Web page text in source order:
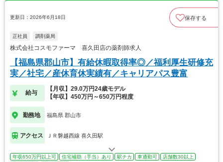
更新日：2026年6月18日 保存する
正社員 調剤薬局
株式会社コスモファーマ 喜久田店の薬剤師求人
【福島県郡山市】有給休暇取得率◎／福利厚生研修充
実／社宅／産休育休実績有／キャリアパス豊富
給与
【月収】29.0万円24歳モデル
【年収】450万円～650万円程度
勤務地 福島県 郡山市
アクセス ＪＲ磐越西線 喜久田駅
年収650万円以上可 住宅補助（手当）あり 駅チカ 車通勤可
店舗数30以上